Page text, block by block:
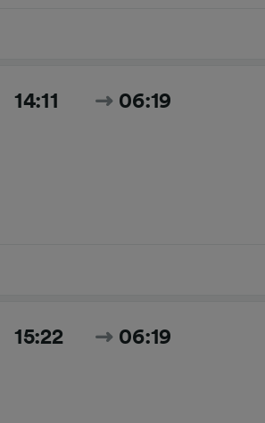
14:11 06:19
15:22 06:19